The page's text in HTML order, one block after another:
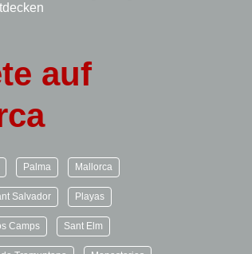
auf
Palma Mallorca
Salvador Playas
Camps Sant Elm